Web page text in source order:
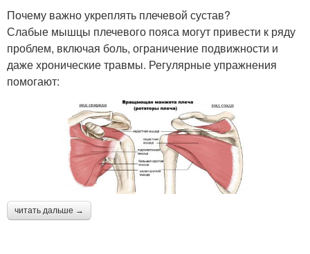
Почему важно укреплять плечевой сустав?
Слабые мышцы плечевого пояса могут привести к ряду
проблем, включая боль, ограничение подвижности и
даже хронические травмы. Регулярные упражнения
помогают:
читать дальше →